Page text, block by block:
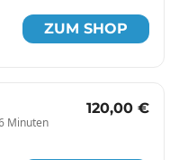
ZUM SHOP
Minuten
120,00 €